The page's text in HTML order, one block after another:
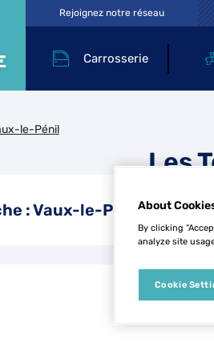
Carrosserie
Rejoignez notre réseau
le-Pénil
Les
:Vaux-le-PénilAbout
By clicking
analyze site
Cookie